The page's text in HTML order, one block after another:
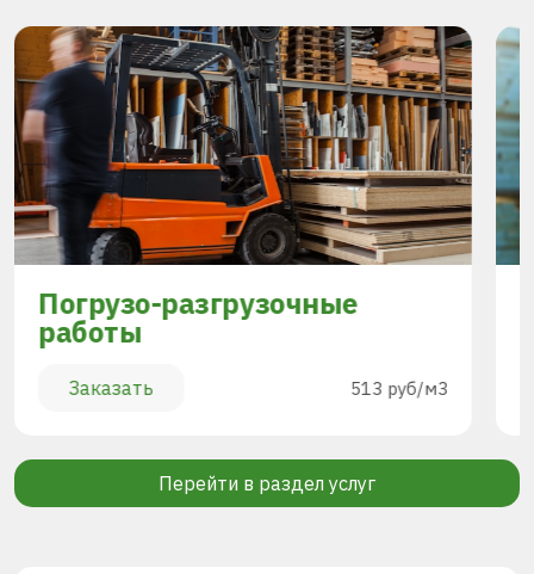
Погрузо-разгрузочные
работы
Заказать 513 руб/м3
Перейти в раздел услуг